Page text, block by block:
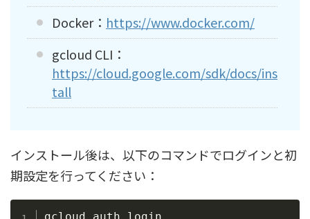
Docker： https://www.docker.com/
gcloud CLI：
https://cloud.google.com/sdk/docs/ins
tall
インストール後は、以下のコマンドでログインと初
期設定を行ってください：
gcloud auth login